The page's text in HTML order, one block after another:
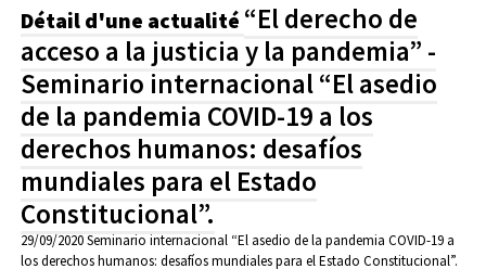
Détail d'une actualité “El derecho de
acceso a la justicia y la pandemia” -
Seminario internacional “El asedio
de la pandemia COVID-19 a los
derechos humanos: desafíos
mundiales para el Estado
Constitucional”.
29/09/2020Seminario internacional “El asedio de la pandemia COVID-19 a
los derechos humanos: desafíos mundiales para el Estado Constitucional”.